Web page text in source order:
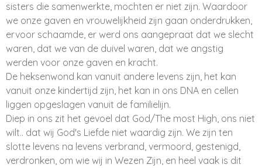
sisters die samenwerkte, mochten er niet zijn. Waardoor
we onze gaven en vrouwelijkheid zijn gaan onderdrukken,
ervoor schaamde, er werd ons aangepraat dat we slecht
waren, dat we van de duivel waren, dat we angstig
werden voor onze gaven en kracht.
De heksenwond kan vanuit andere levens zijn, het kan
vanuit onze kindertijd zijn, het kan in ons DNA en cellen
liggen opgeslagen vanuit de familielijn.
Diep in ons zit het gevoel dat God/The most High, ons niet
wilt.. dat wij God's Liefde niet waardig zijn. We zijn ten
slotte levens na levens verbrand, vermoord, gestenigd,
verdronken, om wie wij in Wezen Zijn, en heel vaak is dit